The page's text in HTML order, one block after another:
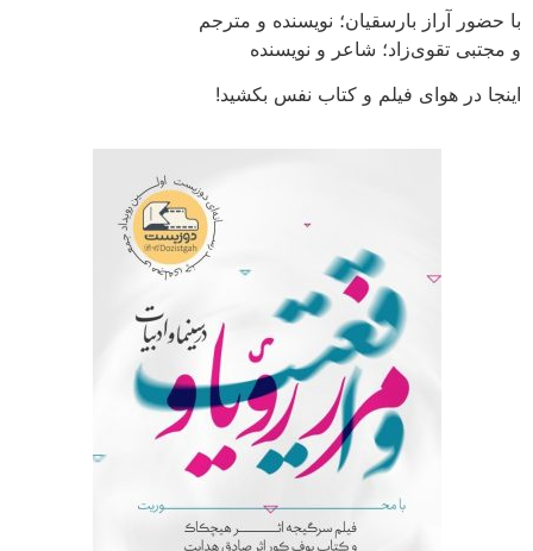
با حضور آراز بارسقیان؛ نویسنده و مترجم
و مجتبی تقوی‌زاد؛ شاعر و نویسنده
اینجا در هوای فیلم و کتاب نفس بکشید!